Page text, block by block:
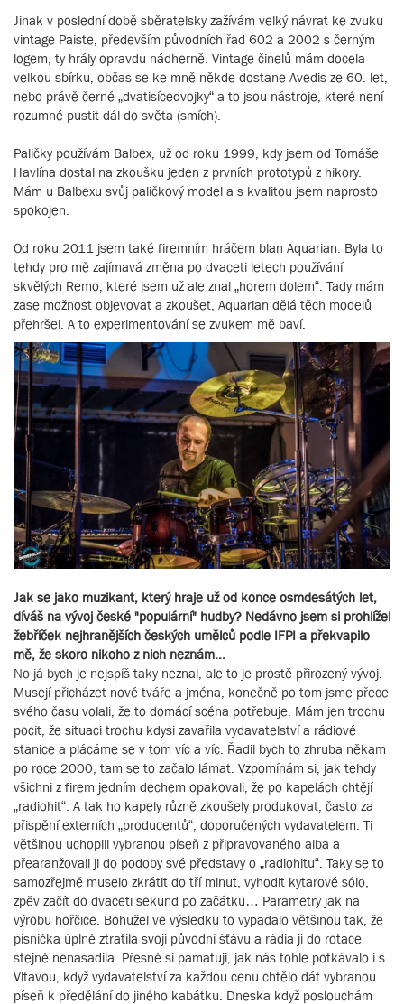
Jinak v poslední době sběratelsky zažívám velký návrat ke zvuku
vintage Paiste, především původních řad 602 a 2002 s černým
logem, ty hrály opravdu nádherně. Vintage činelů mám docela
velkou sbírku, občas se ke mně někde dostane Avedis ze 60. let,
nebo právě černé „dvatisícedvojky“ a to jsou nástroje, které není
rozumné pustit dál do světa (smích).
Paličky používám Balbex, už od roku 1999, kdy jsem od Tomáše
Havlína dostal na zkoušku jeden z prvních prototypů z hikory.
Mám u Balbexu svůj paličkový model a s kvalitou jsem naprosto
spokojen.
Od roku 2011 jsem také firemním hráčem blan Aquarian. Byla to
tehdy pro mě zajímavá změna po dvaceti letech používání
skvělých Remo, které jsem už ale znal „horem dolem“. Tady mám
zase možnost objevovat a zkoušet, Aquarian dělá těch modelů
přehršel. A to experimentování se zvukem mě baví.
Jak se jako muzikant, který hraje už od konce osmdesátých let,
díváš na vývoj české "populární" hudby? Nedávno jsem si prohlížel
žebříček nejhranějších českých umělců podle IFPI a překvapilo
mě, že skoro nikoho z nich neznám...
No já bych je nejspíš taky neznal, ale to je prostě přirozený vývoj.
Musejí přicházet nové tváře a jména, konečně po tom jsme přece
svého času volali, že to domácí scéna potřebuje. Mám jen trochu
pocit, že situaci trochu kdysi zavařila vydavatelství a rádiové
stanice a plácáme se v tom víc a víc. Řadil bych to zhruba někam
po roce 2000, tam se to začalo lámat. Vzpomínám si, jak tehdy
všichni z firem jedním dechem opakovali, že po kapelách chtějí
„radiohit“. A tak ho kapely různě zkoušely produkovat, často za
přispění externích „producentů“, doporučených vydavatelem. Ti
většinou uchopili vybranou píseň z připravovaného alba a
přearanžovali ji do podoby své představy o „radiohitu“. Taky se to
samozřejmě muselo zkrátit do tří minut, vyhodit kytarové sólo,
zpěv začít do dvaceti sekund po začátku… Parametry jak na
výrobu hořčice. Bohužel ve výsledku to vypadalo většinou tak, že
písnička úplně ztratila svoji původní šťávu a rádia ji do rotace
stejně nenasadila. Přesně si pamatuji, jak nás tohle potkávalo i s
Vltavou, když vydavatelství za každou cenu chtělo dát vybranou
píseň k předělání do jiného kabátku. Dneska když poslouchám